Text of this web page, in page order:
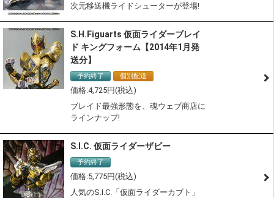
次元移送機ライドシューターが登場!
S.H.Figuarts 仮面ライダーブレイ
ド キングフォーム【2014年1月発
送分】
予約終了 個別配送
4,725
ブレイド最強形態を、魂ウェブ商店に
ラインナップ!
S.I.C. 仮面ライダーザビー
予約終了
5,775
人気のS.I.C.「仮面ライダーカブト」